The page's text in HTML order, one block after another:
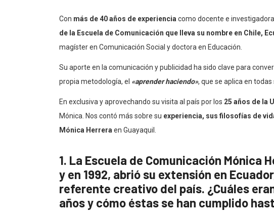
Con más de 40 años de experienciacomo docente e
de la Escuela de Comunicación que lleva su nombre en Chile,
magíster en Comunicación Social y doctora en Educación.
Su aporte en la comunicación y publicidad ha sido clave para
propia metodología, el «aprender haciendo», que se aplica en todas
En exclusiva y aprovechando su visita al país por los 25 años de la
Mónica. Nos contó más sobre su experiencia, sus filosofías de
Mónica Herreraen Guayaquil.
1. La Escuela de Comunicación Mónica
y en 1992, abrió su extensión en
referente creativo del país. ¿Cuáles
años y cómo éstas se han cumplido